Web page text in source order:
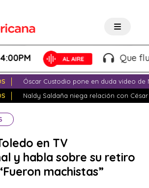
Que fluya
Óscar Custodio pone en duda video de
Naldy Saldaña niega relación con
en TV
y habla sobre su retiro
machistas”